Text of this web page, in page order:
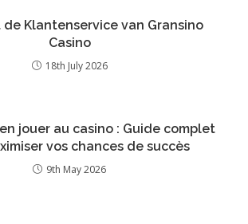
de Klantenservice van Gransino
Casino
18th July 2026
jouer au casino : Guide complet
vos chances de succès
9th May 2026